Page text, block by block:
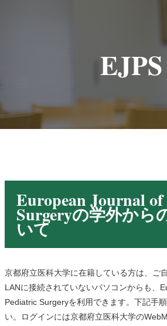
EJPS
European Journal
Surgeryの学外から
いて
京都府立医科大学に在籍している方は、ご
LANに接続されていないパソコンからも、
Pediatric Surgeryを利用できます。下記手
い。ログインには京都府立医科大学の